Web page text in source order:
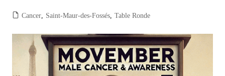
Cancer, Saint-Maur-des-Fossés, Table Ronde